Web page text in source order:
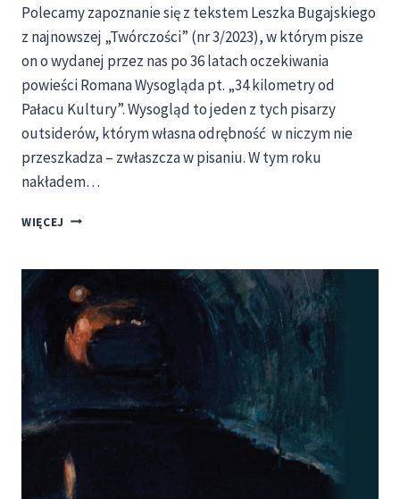
Polecamy zapoznanie się z tekstem Leszka Bugajskiego
z najnowszej „Twórczości” (nr 3/2023), w którym pisze
on o wydanej przez nas po 36 latach oczekiwania
powieści Romana Wysogląda pt. „34 kilometry od
Pałacu Kultury”. Wysogląd to jeden z tych pisarzy
outsiderów, którym własna odrębność w niczym nie
przeszkadza – zwłaszcza w pisaniu. W tym roku
nakładem…
WIĘCEJ LESZEK
„34
KILOMETRACH
OD
PAŁACU
KULTURY”
ROMANA